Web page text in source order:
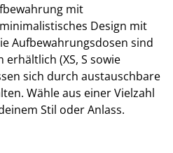
mit
Design mit
Aufbewahrungsdosen sind
(XS, S sowie
sich durch austauschbare
Wähle aus einer Vielzahl
Stil oder Anlass.